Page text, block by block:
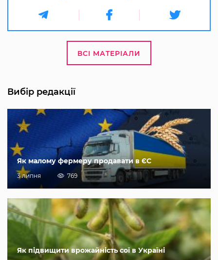
ВСІ МАТЕРІАЛИ
Вибір редакції
Як малому фермеру продавати в ЄС
3 липня 769
Як підвищити врожайність сої в Україні